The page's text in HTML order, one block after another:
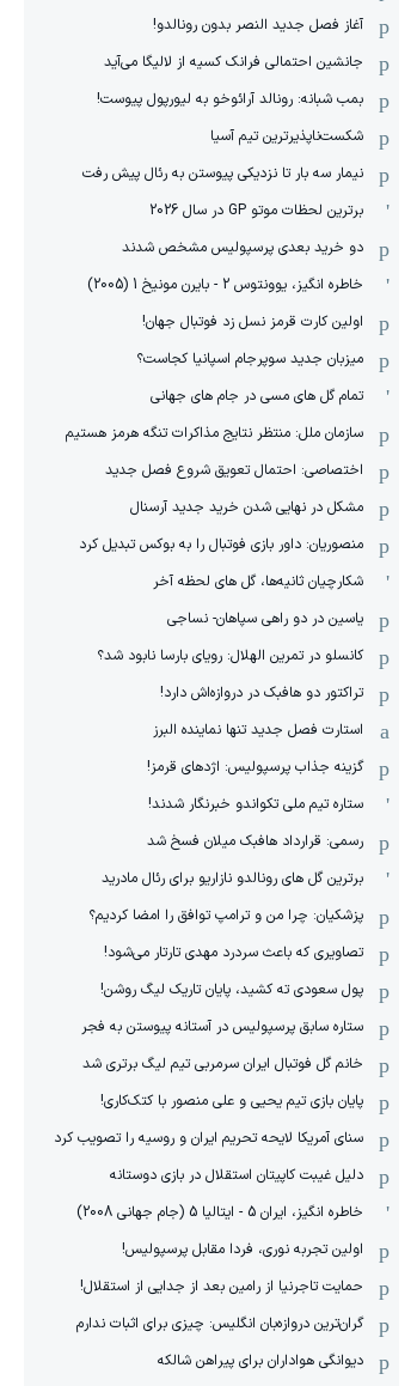
آغاز فصل جدید النصر بدون رونالدو!
جانشین احتمالی فرانک کسیه از لالیگا می‌آید
بمب شبانه: رونالد آرائوخو به لیورپول پیوست!
شکست‌ناپذیرترین تیم آسیا
نیمار سه بار تا نزدیکی پیوستن به رئال پیش رفت
برترین لحظات موتو GP در سال 2026
دو خرید بعدی پرسپولیس مشخص شدند
خاطره انگیز، یوونتوس 2 - بایرن مونیخ 1 (2005)
اولین کارت قرمز نسل زد فوتبال جهان!
میزبان جدید سوپرجام اسپانیا کجاست؟
تمام گل های مسی در جام های جهانی
سازمان ملل: منتظر نتایج مذاکرات تنگه هرمز هستیم
اختصاصی: احتمال تعویق شروع فصل جدید
مشکل در نهایی شدن خرید جدید آرسنال
منصوریان: داور بازی فوتبال را به بوکس تبدیل کرد
شکارچیان ثانیه‌ها، گل های لحظه آخر
یاسین در دو راهی سپاهان- نساجی
کانسلو در تمرین الهلال: رویای بارسا نابود شد؟
تراکتور دو هافبک در دروازه‌اش دارد!
استارت فصل جدید تنها نماینده البرز
گزینه جذاب پرسپولیس: اژدهای قرمز!
ستاره تیم ملی تکواندو خبرنگار شدند!
رسمی: قرارداد هافبک میلان فسخ شد
برترین گل های رونالدو نازاریو برای رئال مادرید
پزشکیان: چرا من و ترامپ توافق را امضا کردیم؟
تصاویری که باعث سردرد مهدی تارتار می‌شود!
پول سعودی ته کشید، پایان تاریک لیگ روشن!
ستاره سابق پرسپولیس در آستانه پیوستن به فجر
خانم گل فوتبال ایران سرمربی تیم لیگ برتری شد
پایان بازی تیم یحیی و علی منصور با کتک‌کاری!
سنای آمریکا لایحه تحریم ایران و روسیه را تصویب کرد
دلیل غیبت کاپیتان استقلال در بازی دوستانه
خاطره انگیز، ایران 5 - ایتالیا 5 (جام جهانی 2008)
اولین تجربه نوری، فردا مقابل پرسپولیس!
حمایت تاجرنیا از رامین بعد از جدایی از استقلال!
گران‌ترین دروازه‌بان انگلیس: چیزی برای اثبات ندارم
دیوانگی هواداران برای پیراهن شالکه